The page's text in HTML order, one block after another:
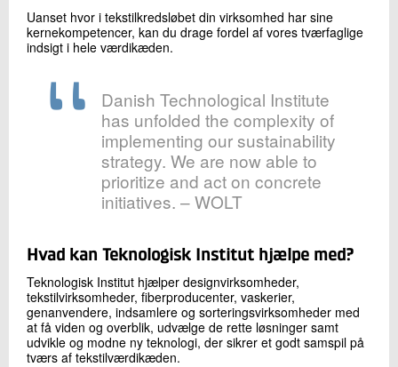
Uanset hvor i tekstilkredsløbet din virksomhed har sine
kernekompetencer, kan du drage fordel af vores tværfaglige
indsigt i hele værdikæden.
Danish Technological Institute
has unfolded the complexity of
implementing our sustainability
strategy. We are now able to
prioritize and act on concrete
initiatives. – WOLT
Hvad kan Teknologisk Institut hjælpe med?
Teknologisk Institut hjælper designvirksomheder,
tekstilvirksomheder, fiberproducenter, vaskerier,
genanvendere, indsamlere og sorteringsvirksomheder med
at få viden og overblik, udvælge de rette løsninger samt
udvikle og modne ny teknologi, der sikrer et godt samspil på
tværs af tekstilværdikæden.